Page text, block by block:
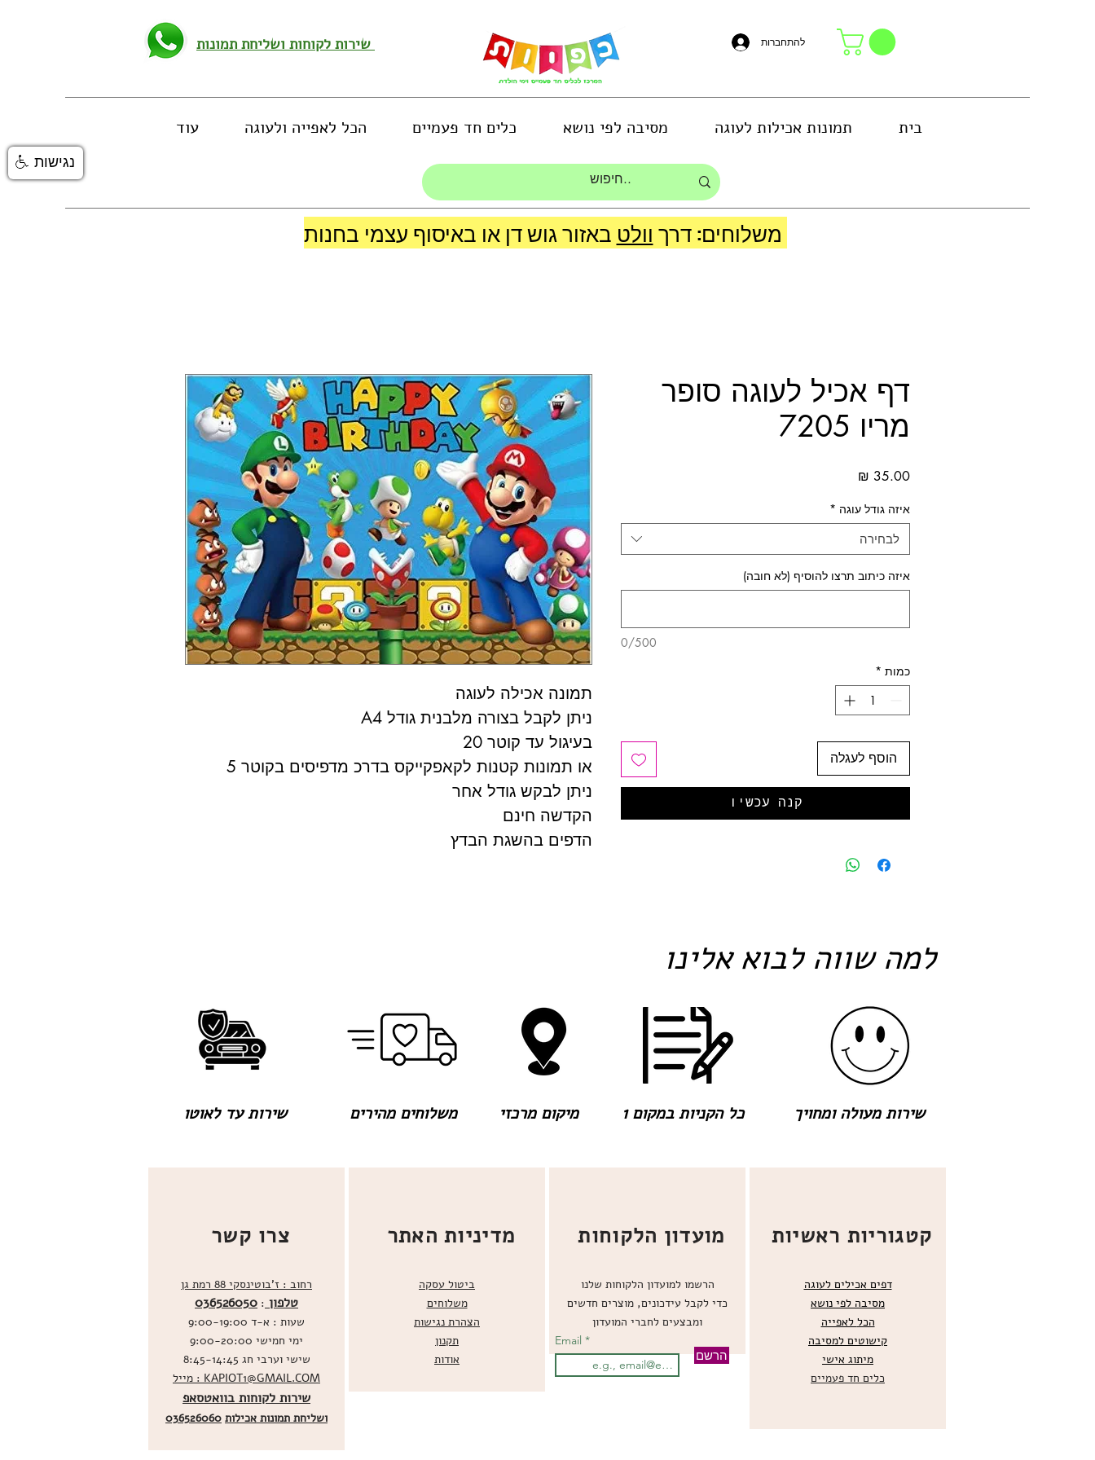
להתחברות
בית תמונות אכילות לעוגה מסיבה לפי נושא כלים חד פעמיים הכל לאפייה ולעוגה עוד
משלוחים: דרך וולט
תמונה אכילה לעוגה
ניתן לקבל בצורה מלבנית גודל A4
בעיגול עד קוטר 20
או תמונות קטנות לקאפקייקס בדרכ מדפיסים בקוטר 5
ניתן לבקש גודל אחר
הקדשה חינם
הדפים בהשגת הבדץ
דף אכיל לעוגה סופר
מריו 7205
איזה גודל עוגה *
לבחירה
איזה כיתוב תרצו להוסיף (לא חובה)
0/500
כמות *
הוסף לעגלה
קנה עכשיו
שירות עד לאוטו משלוחים מהירים
למה שווה לבוא אלינו
מיקום מרכזי כל הקניות במקום 1 שירות מעולה ומחויך
צרו קשר
רחוב : ז'בוטינסקי 88 רמת גן
טלפון :
036526050
שעות : א-ד 9:00-19:00
ימי חמישי 9:00-20:00
שישי וערבי חג 8:45-14:45
מייל : KAPIOT1@GMAIL.COM
שירות לקוחות בוואטסאפ
ושליחת תמונות אכילות 036526060
מדיניות האתר
ביטול עסקה
משלוחים
הצהרת נגישות
תקנון
אודות
מועדון הלקוחות
הרשמו למועדון הלקוחות שלנו
כדי לקבל עידכונים, מוצרים חדשים
ומבצעים לחברי המועדון
קטגוריות ראשיות
דפים אכילים לעוגה
מסיבה לפי נושא
הכל לאפייה
קישוטים למסיבה
מיתוג אישי
כלים חד פעמיים
Email
הרשם
נגישות